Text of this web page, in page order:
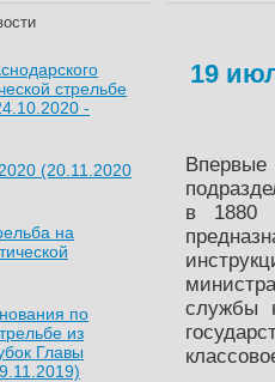
стрельбе
-
(20.11.2020
на
по
из
Главы
19
в 1880
службы